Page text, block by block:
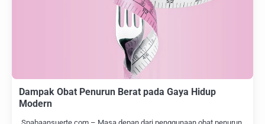
Dampak Obat Penurun Berat pada Gaya Hidup
Modern